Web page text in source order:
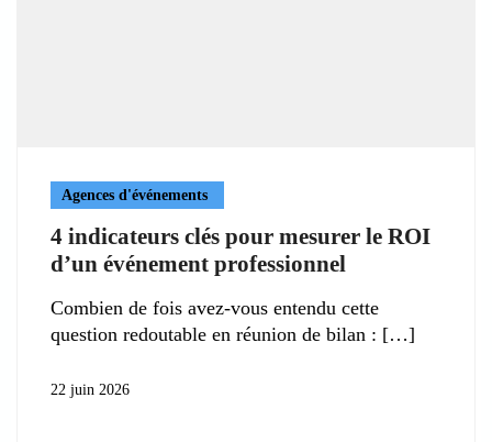
Agences d'événements
4 indicateurs clés pour mesurer le ROI
d’un événement professionnel
Combien de fois avez-vous entendu cette
question redoutable en réunion de bilan :
22 juin 2026